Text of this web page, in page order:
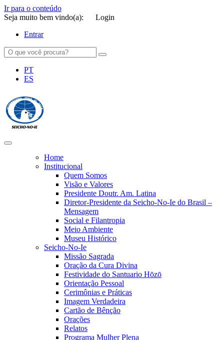
Ir para o conteúdo
Seja muito bem vindo(a):
Login
Entrar
PT
ES
Home
Institucional
Quem Somos
Visão e Valores
Presidente Doutr. Am. Latina
Diretor-Presidente da Seicho-No-Ie do Brasil –
Mensagem
Social e Filantropia
Meio Ambiente
Museu Histórico
Seicho-No-Ie
Missão Sagrada
Oração da Cura Divina
Festividade do Santuario Hōzō
Orientação Pessoal
Cerimônias e Práticas
Imagem Verdadeira
Cartão de Bênção
Orações
Relatos
Programa Mulher Plena